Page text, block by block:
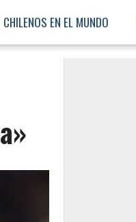
CHILENOS EN EL MUNDO